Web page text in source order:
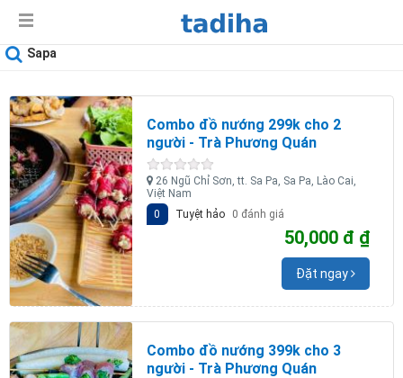
Sapa
Combo đồ nướng 299k cho 2
người - Trà Phương Quán
26 Ngũ Chỉ Sơn, tt. Sa Pa, Sa Pa, Lào Cai,
Việt Nam
Tuyệt hảo
0 đánh giá
0
50,000 đ ₫
Đặt ngay
Combo đồ nướng 399k cho 3
người - Trà Phương Quán